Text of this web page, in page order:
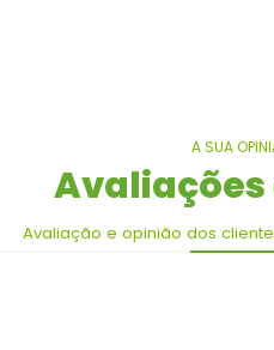
A SUA
Avaliação e opinião dos